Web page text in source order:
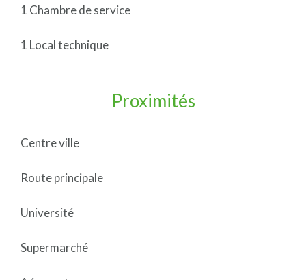
1 Chambre de service
1 Local technique
Proximités
Centre ville
Route principale
Université
Supermarché